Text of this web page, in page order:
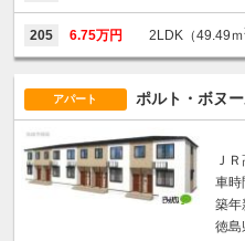
205 6.75万円 2LDK（49.49ｍ
アパート ポルト・ボヌー
Ｊ
車
築年
徳島